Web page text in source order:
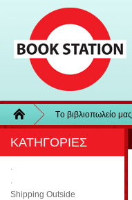
Τo βιβλιοπωλείo μας
ΚΑΤΗΓΟΡΙΕΣ
.
.
Shipping Outside